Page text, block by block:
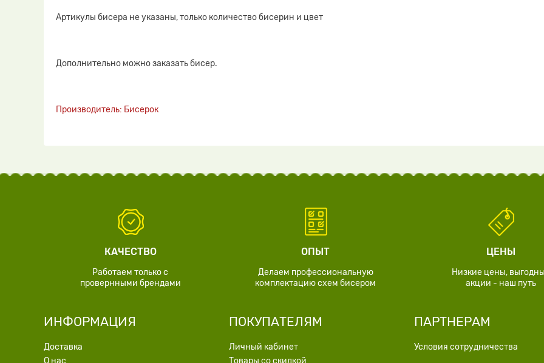
Артикулы бисера не указаны, только количество бисерин и цвет
Дополнительно можно заказать бисер.
Производитель: Бисерок
КАЧЕСТВО
Работаем только с
провернными брендами
ОПЫТ
Делаем профессиональную
комплектацию схем бисером
ЦЕНЫ
Низкие цены,
акции - наш путь
ИНФОРМАЦИЯ
Доставка
О нас
ПОКУПАТЕЛЯМ
Личный кабинет
Товары со скидкой
ПАРТНЕРАМ
Условия сотрудничества